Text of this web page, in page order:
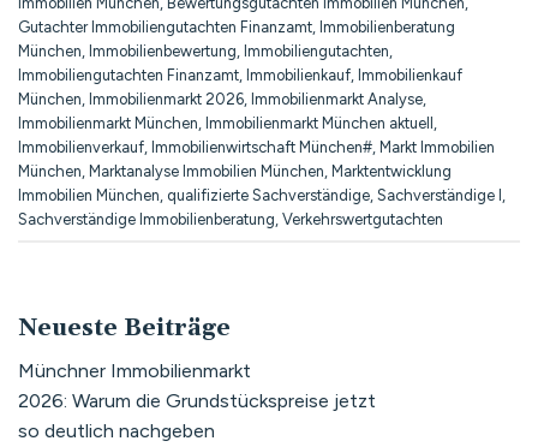
Gutachter Immobiliengutachten Finanzamt Immobilienberatung
München
Immobilienbewertung Immobiliengutachten
Immobiliengutachten Finanzamt Immobilienkauf Immobilienkauf
München
Immobilienmarkt 2026 Immobilienmarkt Analyse
Immobilienmarkt München
Immobilienmarkt München aktuell
Immobilienverkauf Immobilienwirtschaft München# Markt Immobilien
München Marktanalyse Immobilien München Marktentwicklung
Immobilien München qualifizierte Sachverständige Sachverständige I
Sachverständige Immobilienberatung Verkehrswertgutachten
Neueste Beiträge
Münchner Immobilienmarkt
2026: Warum die Grundstückspreise jetzt
so deutlich nachgeben